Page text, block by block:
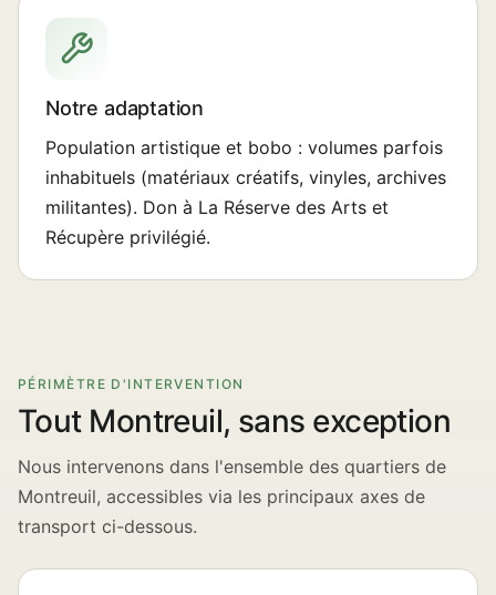
Notre adaptation
Population artistique et bobo : volumes parfois
inhabituels (matériaux créatifs, vinyles, archives
militantes). Don à La Réserve des Arts et
Récupère privilégié.
PÉRIMÈTRE D'INTERVENTION
Tout Montreuil, sans exception
Nous intervenons dans l'ensemble des quartiers de
Montreuil, accessibles via les principaux axes de
transport ci-dessous.